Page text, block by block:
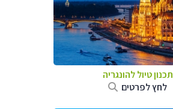
תכנון טיול להונגריה
לחץ לפרטים